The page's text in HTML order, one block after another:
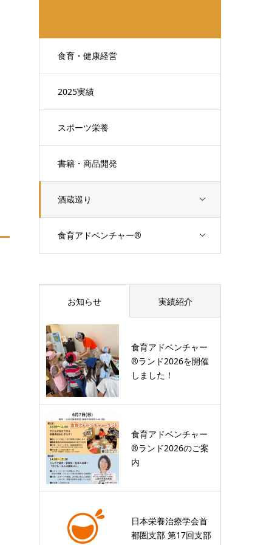
食育・健康経営
2025実績
スポーツ栄養
書籍・商品開発
酒蔵巡り
食育アドベンチャー®
お知らせ 実績紹介
食育アドベンチャー
®ランド2026を開催
しました！
食育アドベンチャー
®ランド2026のご案
内
日本栄養治療学会首
都圏支部 第17回支部